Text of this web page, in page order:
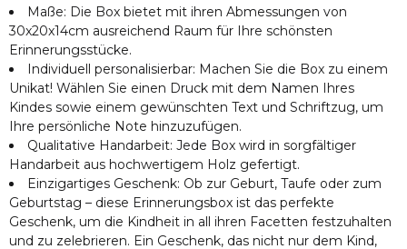
Maße: Die Box bietet mit ihren Abmessungen von
30x20x14cm ausreichend Raum für Ihre schönsten
Erinnerungsstücke.
Individuell personalisierbar: Machen Sie die Box zu einem
Unikat! Wählen Sie einen Druck mit dem Namen Ihres
Kindes sowie einem gewünschten Text und Schriftzug, um
Ihre persönliche Note hinzuzufügen.
Qualitative Handarbeit: Jede Box wird in sorgfältiger
Handarbeit aus hochwertigem Holz gefertigt.
Einzigartiges Geschenk: Ob zur Geburt, Taufe oder zum
Geburtstag – diese Erinnerungsbox ist das perfekte
Geschenk, um die Kindheit in all ihren Facetten festzuhalten
und zu zelebrieren. Ein Geschenk, das nicht nur dem Kind,